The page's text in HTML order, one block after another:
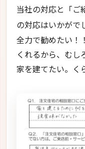
当社の対応と「ご
の対応はいかがで
全力で勧めたい！
くれるから、むし
家を建てたい。く